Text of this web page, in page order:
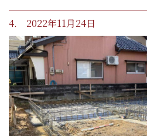
4. 2022年11月24日